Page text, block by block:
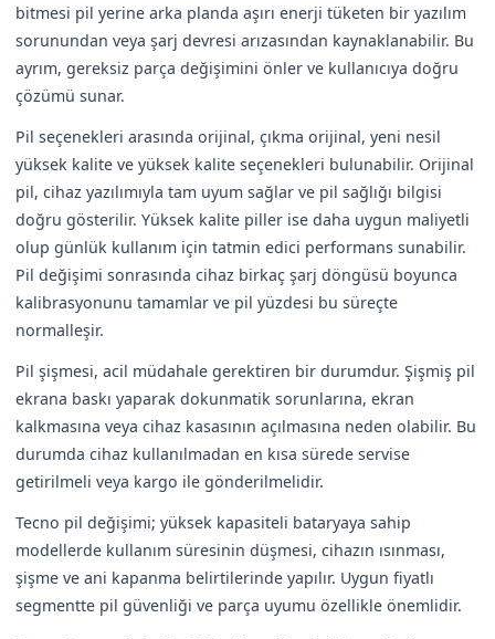
bitmesi pil yerine arka planda aşırı enerji tüketen bir yazılım
sorunundan veya şarj devresi arızasından kaynaklanabilir. Bu
ayrım, gereksiz parça değişimini önler ve kullanıcıya doğru
çözümü sunar.
Pil seçenekleri arasında orijinal, çıkma orijinal, yeni nesil
yüksek kalite ve yüksek kalite seçenekleri bulunabilir. Orijinal
pil, cihaz yazılımıyla tam uyum sağlar ve pil sağlığı bilgisi
doğru gösterilir. Yüksek kalite piller ise daha uygun maliyetli
olup günlük kullanım için tatmin edici performans sunabilir.
Pil değişimi sonrasında cihaz birkaç şarj döngüsü boyunca
kalibrasyonunu tamamlar ve pil yüzdesi bu süreçte
normalleşir.
Pil şişmesi, acil müdahale gerektiren bir durumdur. Şişmiş pil
ekrana baskı yaparak dokunmatik sorunlarına, ekran
kalkmasına veya cihaz kasasının açılmasına neden olabilir. Bu
durumda cihaz kullanılmadan en kısa sürede servise
getirilmeli veya kargo ile gönderilmelidir.
Tecno pil değişimi; yüksek kapasiteli bataryaya sahip
modellerde kullanım süresinin düşmesi, cihazın ısınması,
şişme ve ani kapanma belirtilerinde yapılır. Uygun fiyatlı
segmentte pil güvenliği ve parça uyumu özellikle önemlidir.